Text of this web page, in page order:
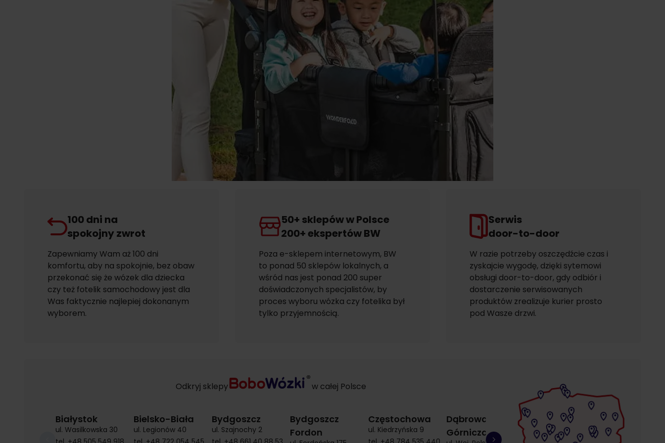
100 dni na
spokojny zwrot
Zapewniamy Wam aż 100 dni
komfortu, aby na spokojnie, bez obaw
przekonać się że wózek dla dziecka
czy też fotelik samochodowy jest dla
Was faktycznie najlepiej dokonanym
wyborem.
50+ sklepów w Polsce
200+ ekspertów BW
Poza e-sklepem internetowym, BW
to ponad 50 sklepów lokalnych, a
wśród nas jest ponad 200 super
doświadczonych specjalistów, by
proces wyboru wózka czy fotelika był
tylko przyjemnością.
Serwis
door-to-door
W razie potrzeby oszczędźcie czas i
zyskajcie wygodę, dzięki sytemowi
obsługi door-to-door, gdy odbiór i
dostarczenie serwisowanych
produktów zrealizuje kurier prosto
pod Wasze drzwi.
Odkryj sklepy w całej Polsce
Białystok
ul. Wasilkowska 30
Bielsko-Biała
ul. Legionów 40
Bydgoszcz
ul. Szajnochy 2
Bydgoszcz
Fordon
Częstochowa
ul. Kiedrzyńska 9
Dąbrowa
Górnicza
Gdańsk
Łostowice
Gdańsk
Przymorze